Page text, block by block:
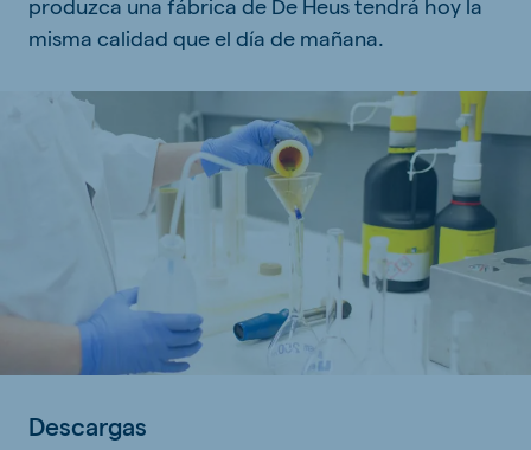
produzca una fábrica de De Heus tendrá hoy la
misma calidad que el día de mañana.
Descargas